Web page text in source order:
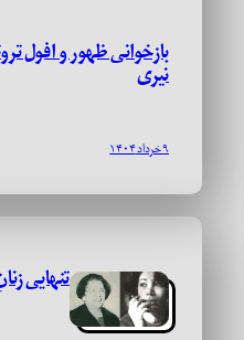
بازخوانی ظهور و افول
نیری
۹ خرداد ۱۴۰۴
تنهایی